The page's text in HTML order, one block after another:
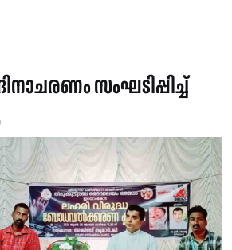
സംഘടിപ്പിച്ച്